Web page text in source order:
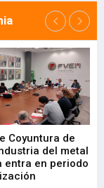
Coyuntura de
del metal
entra en periodo